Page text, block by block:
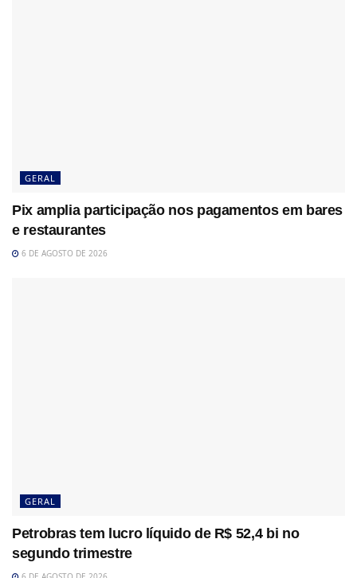
GERAL
Pix amplia participação nos pagamentos em bares
e restaurantes
6 DE AGOSTO DE 2026
GERAL
Petrobras tem lucro líquido de R$ 52,4 bi no
segundo trimestre